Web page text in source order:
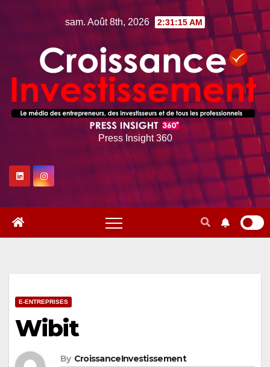
sam. Août 8th, 2026 2:31:16 AM
Press Insight 360
E-ENTREPRISES
Wibit
By CroissanceInvestissement